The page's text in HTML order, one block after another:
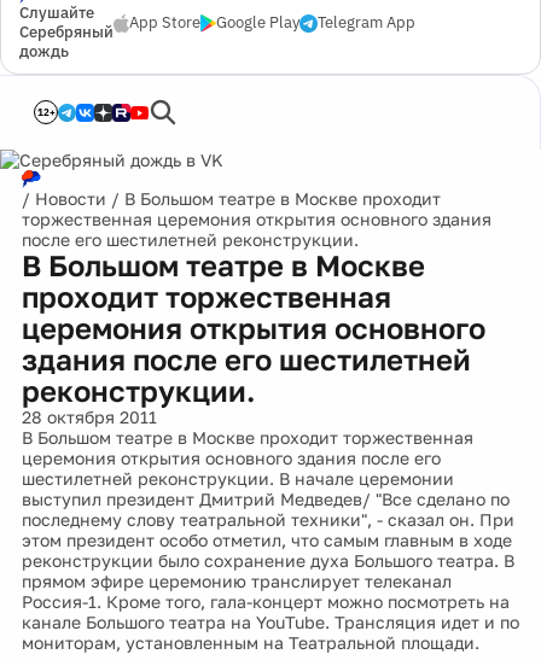
Слушайте
Серебряный
дождь
App Store Google Play Telegram App
12+
/ Новости / В Большом театре в Москве проходит
торжественная церемония открытия основного здания
после его шестилетней реконструкции.
В Большом театре в Москве
проходит торжественная
церемония открытия основного
здания после его шестилетней
реконструкции.
28 октября 2011
В Большом театре в Москве проходит торжественная
церемония открытия основного здания после его
шестилетней реконструкции. В начале церемонии
выступил президент Дмитрий Медведев/ "Все сделано по
последнему слову театральной техники", - сказал он. При
этом президент особо отметил, что самым главным в ходе
реконструкции было сохранение духа Большого театра. В
прямом эфире церемонию транслирует телеканал
Россия-1. Кроме того, гала-концерт можно посмотреть на
канале Большого театра на YouTube. Трансляция идет и по
мониторам, установленным на Театральной площади.